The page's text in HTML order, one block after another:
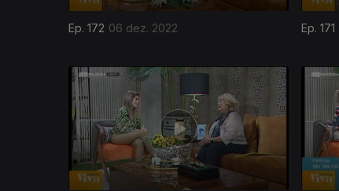
Ep. 172 06 dez. 2022 Ep. 171
655759